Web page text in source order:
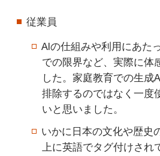
従業員
AIの仕組みや利用にあた
での限界など、実際に体
した。家庭教育での生成
排除するのではなく一度
いと思いました。
いかに日本の文化や歴史
上に英語でタグ付けされ